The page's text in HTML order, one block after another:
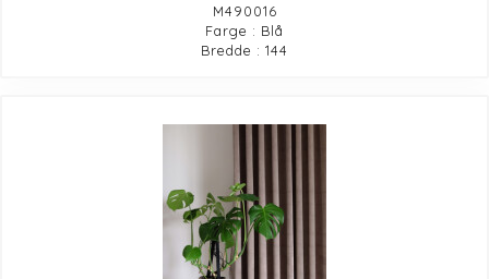
M490016
Farge : Blå
Bredde : 144